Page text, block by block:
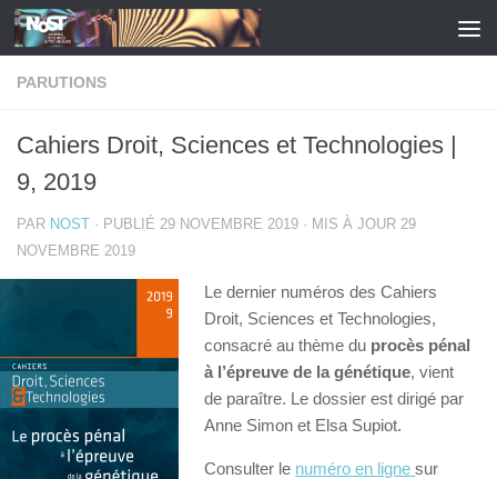
Skip to content
PARUTIONS
Cahiers Droit, Sciences et Technologies |
9, 2019
PAR NOST · PUBLIÉ 29 NOVEMBRE 2019 · MIS À JOUR 29
NOVEMBRE 2019
Le dernier numéros des Cahiers
Droit, Sciences et Technologies,
consacré au thème du procès pénal
à l’épreuve de la génétique, vient
de paraître. Le dossier est dirigé par
Anne Simon et Elsa Supiot.
Consulter le numéro en lignesur